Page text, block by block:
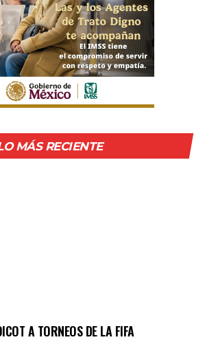
MÁS RECIENTE
A TORNEOS DE LA FIFA